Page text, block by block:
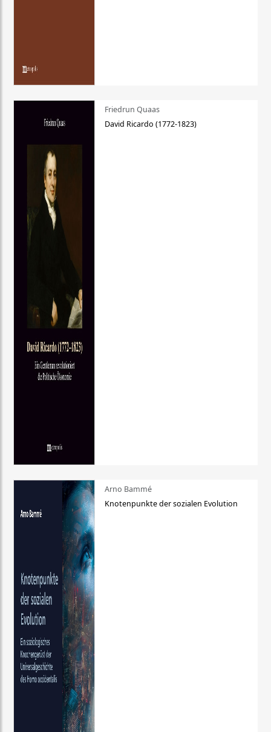
Friedrun Quaas
David Ricardo (1772-1823)
Arno Bammé
Knotenpunkte der sozialen Evolution